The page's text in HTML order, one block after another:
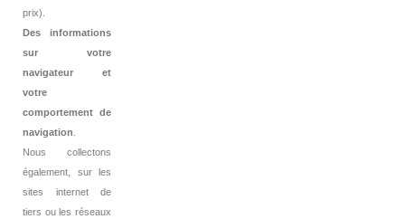
prix).
Des informations
sur votre
navigateur et
votre
comportement de
navigation
Nous collectons
également, sur les
sites internet de
tiers ou les réseaux